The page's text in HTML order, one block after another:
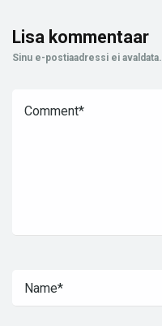
Lisa kommentaar
Sinu e-postiaadressi ei avaldata.